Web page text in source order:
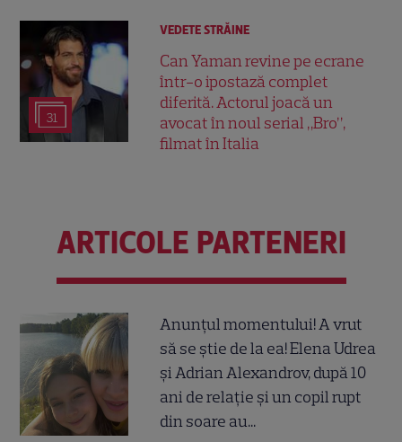
31
VEDETE STRĂINE
Can Yaman revine pe ecrane
într-o ipostază complet
diferită. Actorul joacă un
avocat în noul serial „Bro”,
filmat în Italia
ARTICOLE PARTENERI
Anunțul momentului! A vrut
să se știe de la ea! Elena Udrea
și Adrian Alexandrov, după 10
ani de relație și un copil rupt
din soare au...